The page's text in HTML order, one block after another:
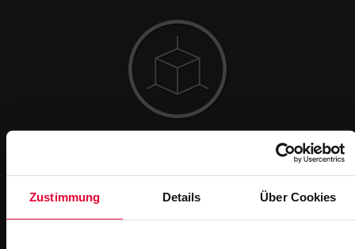
Zustimmung Details Über Cookies
Bewährte Materialien intelligent kombiniert und